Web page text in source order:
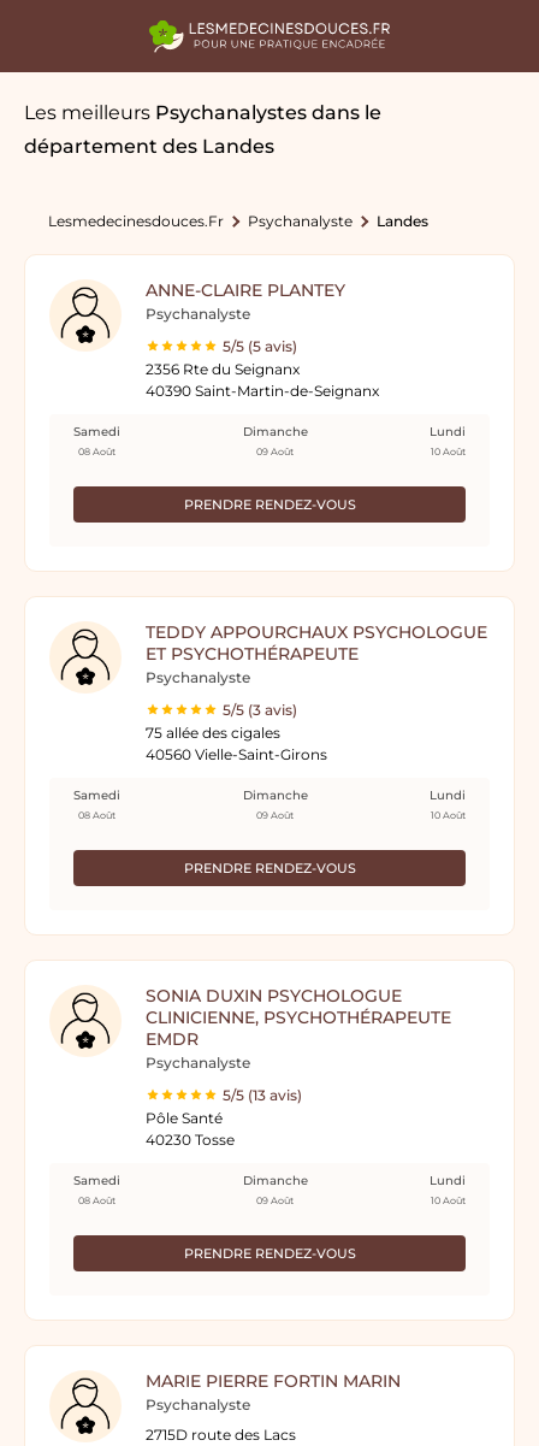
Les meilleurs Psychanalystes dans le
département des Landes
Lesmedecinesdouces.fr Psychanalyste Landes
ANNE-CLAIRE PLANTEY
Psychanalyste
5/5 (5 avis)
2356 Rte du Seignanx
40390 Saint-Martin-de-Seignanx
PRENDRE RENDEZ-VOUS
Samedi
08 Août
Dimanche
09 Août
Lundi
10 Août
TEDDY APPOURCHAUX PSYCHOLOGUE
ET PSYCHOTHÉRAPEUTE
Psychanalyste
5/5 (3 avis)
75 allée des cigales
40560 Vielle-Saint-Girons
PRENDRE RENDEZ-VOUS
Samedi
08 Août
Dimanche
09 Août
Lundi
10 Août
SONIA DUXIN PSYCHOLOGUE
CLINICIENNE, PSYCHOTHÉRAPEUTE
EMDR
Psychanalyste
5/5 (13 avis)
Pôle Santé
40230 Tosse
PRENDRE RENDEZ-VOUS
Samedi
08 Août
Dimanche
09 Août
Lundi
10 Août
MARIE PIERRE FORTIN MARIN
Psychanalyste
2715D route des Lacs